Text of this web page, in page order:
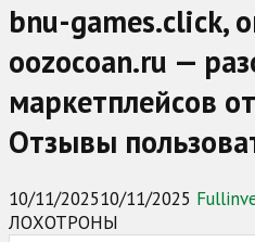
bnu-games.click,
oozocoan.ru —
маркетплейсов
Отзывы
10/11/202510/11/2025
ЛОХОТРОНЫ